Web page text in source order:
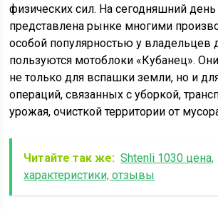
физических сил. На сегодняшний день
представлена рынке многими
особой популярностью у владельцев
пользуются мотоблоки «Кубанец».
не только для вспашки земли, но и
операций, связанных с уборкой,
урожая, очисткой территории от
Читайте так же: Shtenli 1030 цена,
характеристики, отзывы